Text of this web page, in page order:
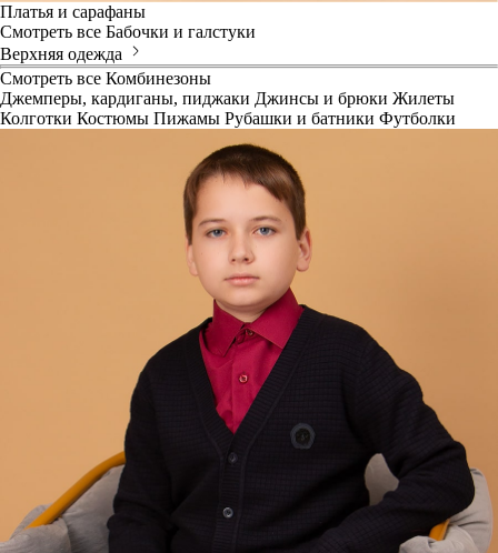
Платья и сарафаны
Смотреть все Бабочки и галстуки
Верхняя одежда
Смотреть все Комбинезоны
Джемперы, кардиганы, пиджаки Джинсы и брюки Жилеты
Колготки Костюмы Пижамы Рубашки и батники Футболки